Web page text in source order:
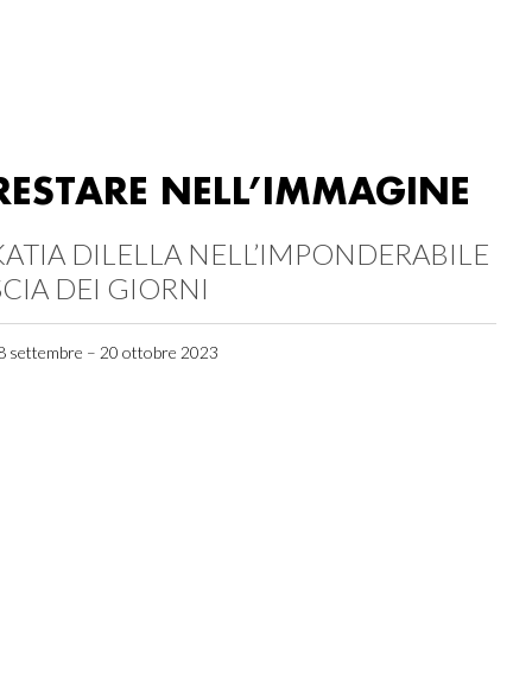
NELL’IMMAGINE
DILELLA NELL’IMPONDERABILE
DEI GIORNI
settembre – 20 ottobre 2023